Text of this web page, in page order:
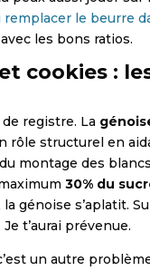
remplacer le beurre
les bons ratios.
cookies :
registre. La
rôle structurel en
montage des
30% du
la génoise s’aplatit.
t’aurai prévenue.
un autre